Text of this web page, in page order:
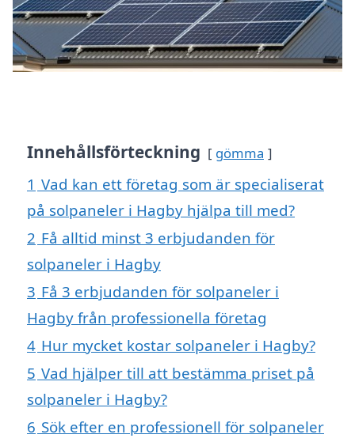
Innehållsförteckning gömma
1 Vad kan ett företag som är specialiserat
på solpaneler i Hagby hjälpa till med?
2 Få alltid minst 3 erbjudanden för
solpaneler i Hagby
3 Få 3 erbjudanden för solpaneler i
Hagby från professionella företag
4 Hur mycket kostar solpaneler i Hagby?
5 Vad hjälper till att bestämma priset på
solpaneler i Hagby?
6 Sök efter en professionell för solpaneler